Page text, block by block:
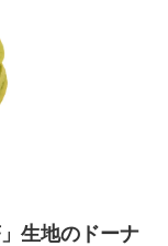
生地のドーナ